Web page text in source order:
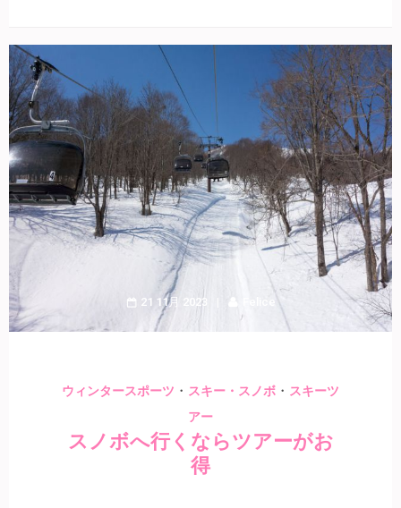
21 11月 2023 Felice
ウィンタースポーツ ・ スキー・スノボ ・ スキーツ
アー
スノボへ行くならツアーがお
得